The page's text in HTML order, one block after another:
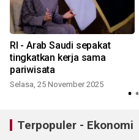
RI - Arab Saudi sepakat
tingkatkan kerja sama
pariwisata
Selasa, 25 November 2025
Terpopuler - Ekonomi